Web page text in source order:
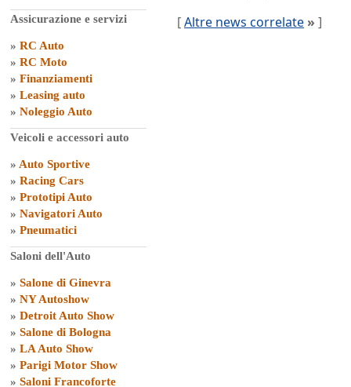
Assicurazione e servizi
» RC Auto
» RC Moto
» Finanziamenti
» Leasing auto
» Noleggio Auto
Veicoli e accessori auto
» Auto Sportive
» Racing Cars
» Prototipi Auto
» Navigatori Auto
» Pneumatici
Saloni dell'Auto
» Salone di Ginevra
» NY Autoshow
» Detroit Auto Show
» Salone di Bologna
» LA Auto Show
» Parigi Motor Show
» Saloni Francoforte
[Altre news correlate » ]